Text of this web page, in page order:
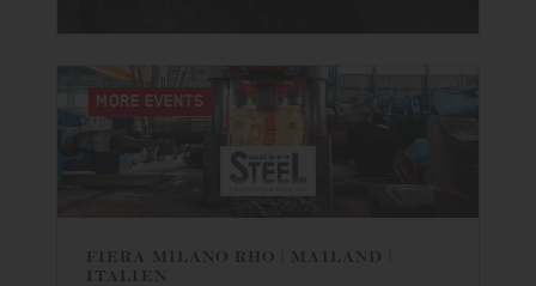
MORE EVENTS
MORE EVENTS
FIERA MILANO RHO | MAILAND |
ITALIEN